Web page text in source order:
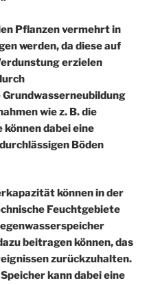
Pflanzen vermehrt in
werden, da diese auf
erzielen
wie z. B. die
dabei eine
Böden
können in der
Feuchtgebiete
beitragen können, das
zurückzuhalten.
kann dabei eine